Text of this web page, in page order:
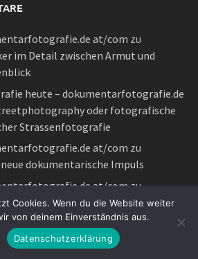
at/com zu
im Detail zwischen Armut und
heute – dokumentarfotografie.de
oder fotografische
Strassenfotografie
at/com zu
dokumentarische Impuls
at/com zu
Fotografie im Sinne von Elliott und
at/com
Cookies. Wenn du die Website weiter
von deinem Einverständnis aus.
Datenschutzerklärung